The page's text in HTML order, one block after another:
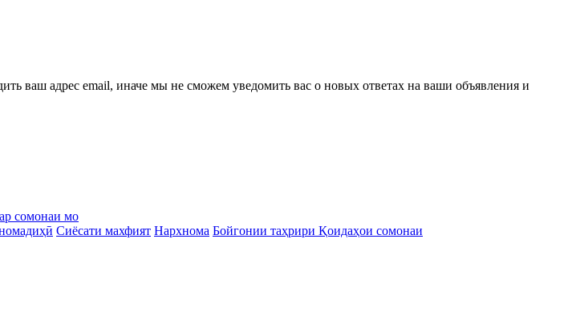
ваш адрес email, иначе мы не сможем уведомить вас о новых ответах на ваши объявления и
сомонаи мо
Сиёсати махфият Нархнома Бойгонии таҳрири Қоидаҳои сомонаи